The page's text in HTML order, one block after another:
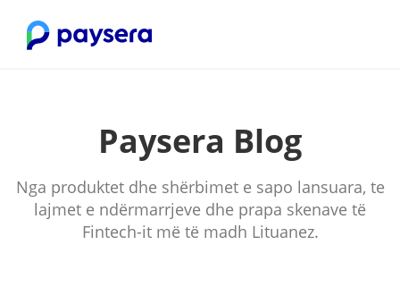
Paysera Blog
Nga produktet dhe shërbimet e sapo lansuara, te
lajmet e ndërmarrjeve dhe prapa skenave të
Fintech-it më të madh Lituanez.